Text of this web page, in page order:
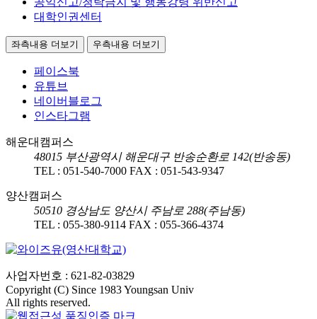
대학인권센터
좌측내용 더보기 우측내용 더보기
페이스북
유튜브
네이버블로그
인스타그램
해운대캠퍼스
48015 부산광역시 해운대구 반송순환로 142(반송동)
TEL : 051-540-7000 FAX : 051-543-9347
양산캠퍼스
50510 경상남도 양산시 주남로 288(주남동)
TEL : 055-380-9114 FAX : 055-366-4374
사업자번호 : 621-82-03829
Copyright (C) Since 1983 Youngsan Univ
All rights reserved.